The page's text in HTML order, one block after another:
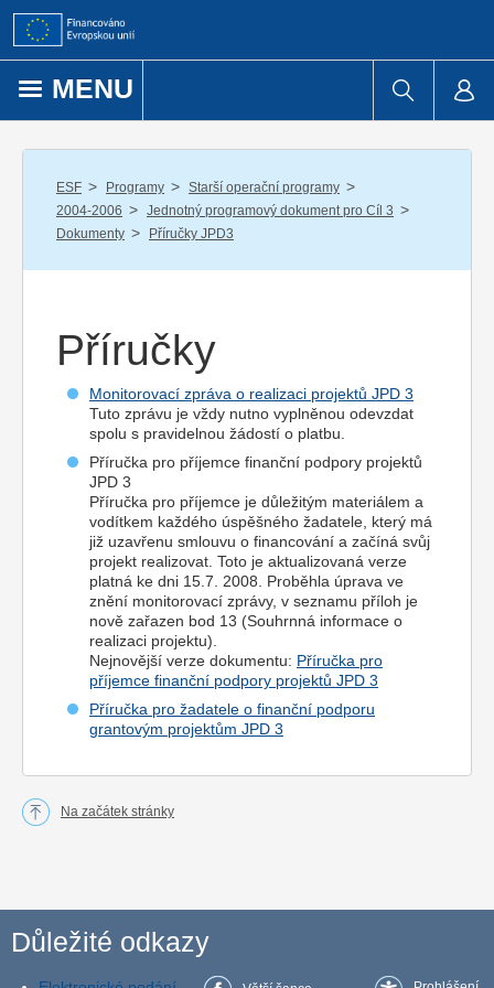
Přejít k obsahu
MENU
ESF / Programy / Starší operační programy /
2004-2006 / Jednotný programový dokument pro Cíl 3 /
Dokumenty / Příručky JPD3
Příručky
Monitorovací zpráva o realizaci projektů JPD 3
Tuto zprávu je vždy nutno vyplněnou odevzdat
spolu s pravidelnou žádostí o platbu.
Příručka pro příjemce finanční podpory projektů
JPD 3
Příručka pro příjemce je důležitým materiálem a
vodítkem každého úspěšného žadatele, který má
již uzavřenu smlouvu o financování a začíná svůj
projekt realizovat. Toto je aktualizovaná verze
platná ke dni 15.7. 2008. Proběhla úprava ve
znění monitorovací zprávy, v seznamu příloh je
nově zařazen bod 13 (Souhrnná informace o
realizaci projektu).
Nejnovější verze dokumentu: Příručka pro
příjemce finanční podpory projektů JPD 3
Příručka pro žadatele o finanční podporu
grantovým projektům JPD 3
Na začátek stránky
Důležité odkazy